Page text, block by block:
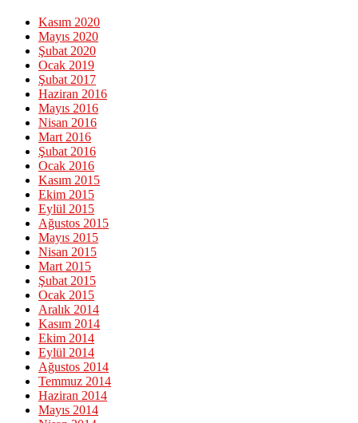
Kasım 2020
Mayıs 2020
Şubat 2020
Ocak 2019
Şubat 2017
Haziran 2016
Mayıs 2016
Nisan 2016
Mart 2016
Şubat 2016
Ocak 2016
Kasım 2015
Ekim 2015
Eylül 2015
Ağustos 2015
Mayıs 2015
Nisan 2015
Mart 2015
Şubat 2015
Ocak 2015
Aralık 2014
Kasım 2014
Ekim 2014
Eylül 2014
Ağustos 2014
Temmuz 2014
Haziran 2014
Mayıs 2014